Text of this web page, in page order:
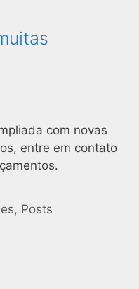
com novas
entre em contato
, Posts